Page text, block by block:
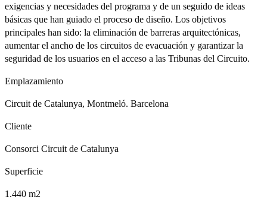
exigencias y necesidades del programa y de un seguido de ideas
básicas que han guiado el proceso de diseño. Los objetivos
principales han sido: la eliminación de barreras arquitectónicas,
aumentar el ancho de los circuitos de evacuación y garantizar la
seguridad de los usuarios en el acceso a las Tribunas del Circuito.
Emplazamiento
Circuit de Catalunya, Montmeló. Barcelona
Cliente
Consorci Circuit de Catalunya
Superficie
1.440 m2